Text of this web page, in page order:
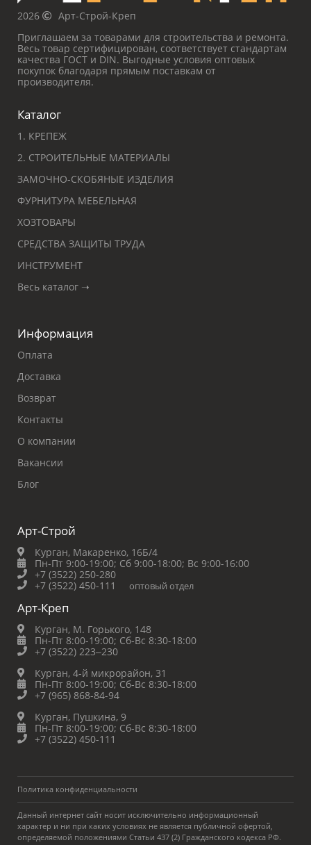
2026
Арт-Строй-Креп
Приглашаем за товарами для строительства и ремонта.
Весь товар сертифицирован, соответствует стандартам
качества ГОСТ и DIN. Выгодные условия оптовых
покупок благодаря прямым поставкам от
производителя.
Каталог
1. КРЕПЕЖ
2. СТРОИТЕЛЬНЫЕ МАТЕРИАЛЫ
ЗАМОЧНО-СКОБЯНЫЕ ИЗДЕЛИЯ
ФУРНИТУРА МЕБЕЛЬНАЯ
ХОЗТОВАРЫ
СРЕДСТВА ЗАЩИТЫ ТРУДА
ИНСТРУМЕНТ
Весь каталог ➝
Информация
Оплата
Доставка
Возврат
Контакты
О компании
Вакансии
Блог
Арт-Строй
Курган, Макаренко, 16Б/4
Пн-Пт 9:00-19:00; Сб 9:00-18:00; Вс 9:00-16:00
+7 (3522) 250-280
+7 (3522) 450-111
оптовый отдел
Арт-Креп
Курган, М. Горького, 148
Пн-Пт 8:00-19:00; Сб-Вс 8:30-18:00
+7 (3522) 223‒230
Курган, 4-й микрорайон, 31
Пн-Пт 8:00-19:00; Сб-Вс 8:30-18:00
+7 (965) 868-84-94
Курган, Пушкина, 9
Пн-Пт 8:00-19:00; Сб-Вс 8:30-18:00
+7 (3522) 450-111
Политика конфиденциальности
Данный интернет сайт носит исключительно информационный
характер и ни при каких условиях не является публичной офертой,
определяемой положениями Статьи 437 (2) Гражданского кодекса РФ.